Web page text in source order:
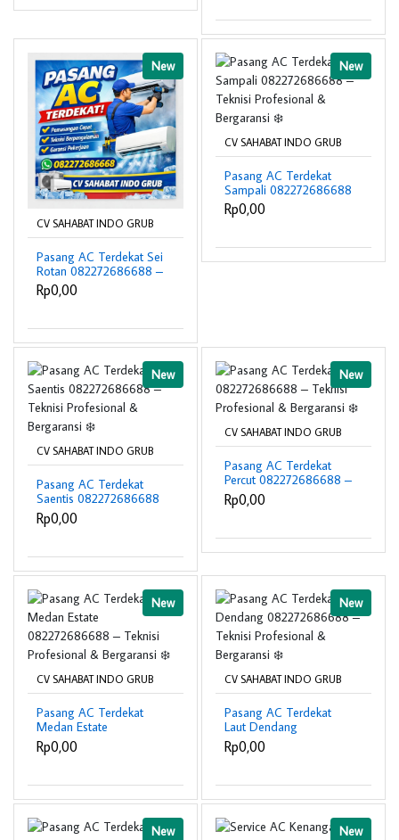
New
CV SAHABAT INDO GRUB
Pasang AC Terdekat Sei
Rotan 082272686688 –
Teknisi Profesional &
Bergaransi ❄️
Rp0,00
New
CV SAHABAT INDO GRUB
Pasang AC Terdekat
Sampali 082272686688
– Teknisi Profesional &
Bergaransi ❄️
Rp0,00
New
CV SAHABAT INDO GRUB
Pasang AC Terdekat
Saentis 082272686688
– Teknisi Profesional &
Bergaransi ❄️
Rp0,00
New
CV SAHABAT INDO GRUB
Pasang AC Terdekat
Percut 082272686688 –
Teknisi Profesional &
Bergaransi ❄️
Rp0,00
New
CV SAHABAT INDO GRUB
Pasang AC Terdekat
Medan Estate
082272686688 –
Teknisi Profesional &
Rp0,00
New
CV SAHABAT INDO GRUB
Pasang AC Terdekat
Laut Dendang
082272686688 –
Teknisi Profesional &
Rp0,00
New New